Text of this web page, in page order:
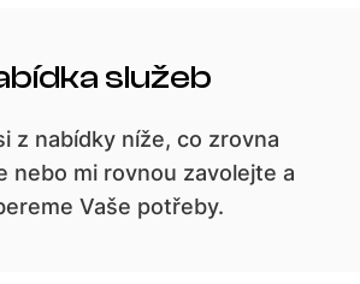
služeb
z nabídky níže, co zrovna
nebo mi rovnou zavolejte a
Vaše potřeby.